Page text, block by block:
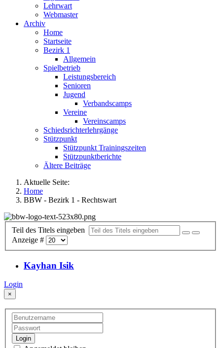
Lehrwart
Webmaster
Archiv
Home
Startseite
Bezirk 1
Allgemein
Spielbetrieb
Leistungsbereich
Senioren
Jugend
Verbandscamps
Vereine
Vereinscamps
Schiedsrichterlehrgänge
Stützpunkt
Stützpunkt Trainingszeiten
Stützpunktberichte
Ältere Beiträge
Aktuelle Seite:
Home
BBW - Bezirk 1 - Rechtswart
Teil des Titels eingeben
Anzeige #
Kayhan Isik
Login
×
Login